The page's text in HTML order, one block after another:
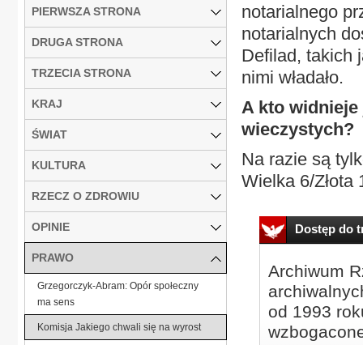
notarialnego
notarialnych
Defilad, takich
nimi władało.
A kto
wieczystych?
Na razie są
Wielka 6/Złota
Dostęp do
Archiwum
od 1993
PIERWSZA STRONA
DRUGA STRONA
TRZECIA STRONA
KRAJ
ŚWIAT
KULTURA
RZECZ O ZDROWIU
OPINIE
PRAWO
Grzegorczyk-Abram: Opór społeczny
ma sens
Komisja Jakiego chwali się na wyrost